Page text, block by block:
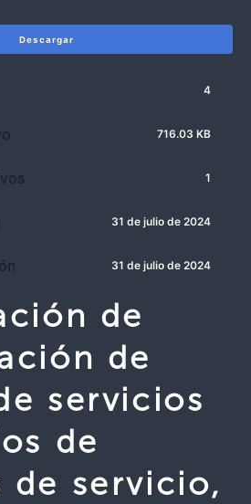
Descargar
4
716.03 KB
1
31 de julio de 2024
31 de julio de 2024
de
de
servicios
de
de servicio,